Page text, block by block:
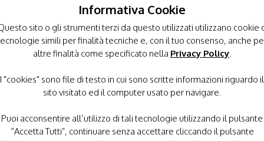
Informativa Cookie
sito o gli strumenti terzi da questo utilizzati utilizzano cookie
simili per finalità tecniche e, con il tuo consenso, anche
altre finalità come specificato nella Privacy Policy
I "cookies" sono file di testo in cui sono scritte informazioni riguardo il
sito visitato ed il computer usato per navigare.
Puoi acconsentire all’utilizzo di tali tecnologie utilizzando il pulsante
“Accetta Tutti”, continuare senza accettare cliccando il pulsante